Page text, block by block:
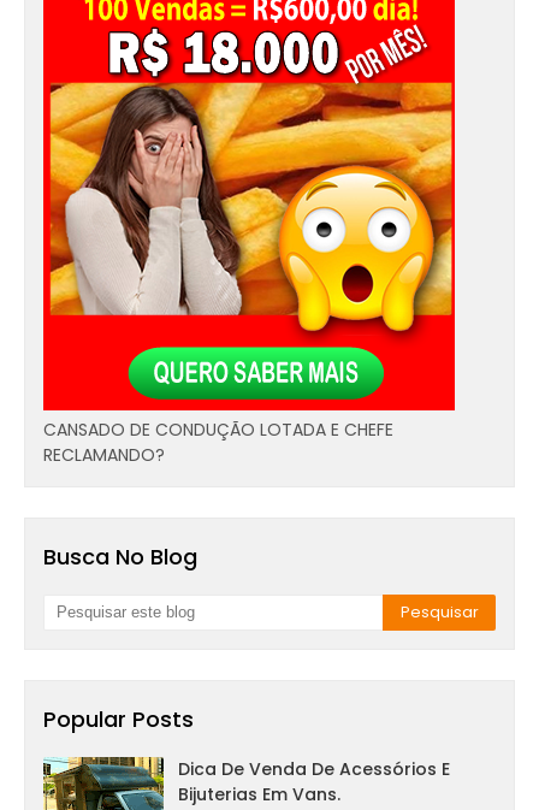
CANSADO DE CONDUÇÃO LOTADA E CHEFE
RECLAMANDO?
Busca No Blog
Popular Posts
Dica De Venda De Acessórios E
Bijuterias Em Vans.